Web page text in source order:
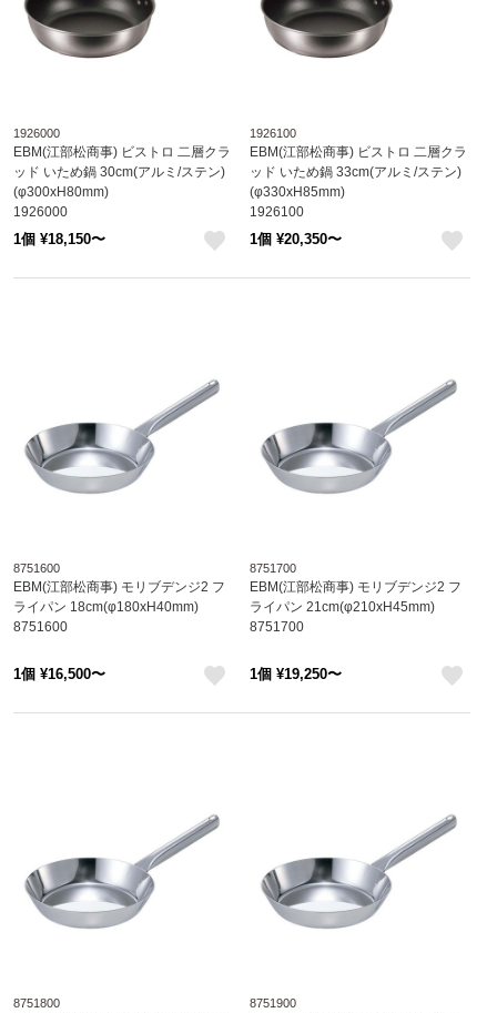
1926000
EBM(江部松商事) ビストロ 二層クラ
ッド いため鍋 30cm(アルミ/ステン)
(φ300xH80mm)
1926000
1個 ¥18,150〜
1926100
EBM(江部松商事) ビストロ 二層クラ
ッド いため鍋 33cm(アルミ/ステン)
(φ330xH85mm)
1926100
1個 ¥20,350〜
8751600
EBM(江部松商事) モリブデンジ2 フ
ライパン 18cm(φ180xH40mm)
8751600
1個 ¥16,500〜
8751700
EBM(江部松商事) モリブデンジ2 フ
ライパン 21cm(φ210xH45mm)
8751700
1個 ¥19,250〜
8751800 8751900